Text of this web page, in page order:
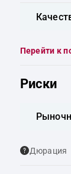
Перейти к
Риски
Дюрация